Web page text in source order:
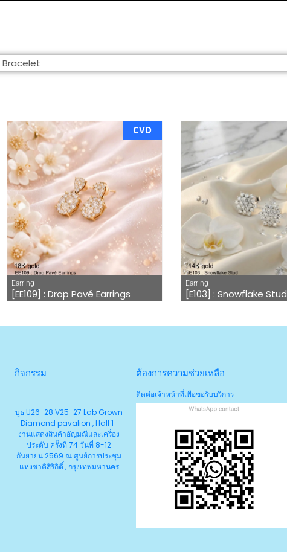
Bracelet
CVD
Earring
[EE109] : Drop Pavé Earrings
Earring
[E103] : Snowflake Stud
กิจกรรม
บูธ U26-28 V25-27 Lab Grown
Diamond pavalion , Hall 1-
งานแสดงสินค้าอัญมณีและเครื่อง
ประดับ ครั้งที่ 74 วันที่ 8-12
กันยายน 2569 ณ.ศูนย์การประชุม
แห่งชาติสิริกิติ์ , กรุงเทพมหานคร
ต้องการความช่วยเหลือ
ติดต่อเจ้าหน้าที่เพื่อขอรับบริการ